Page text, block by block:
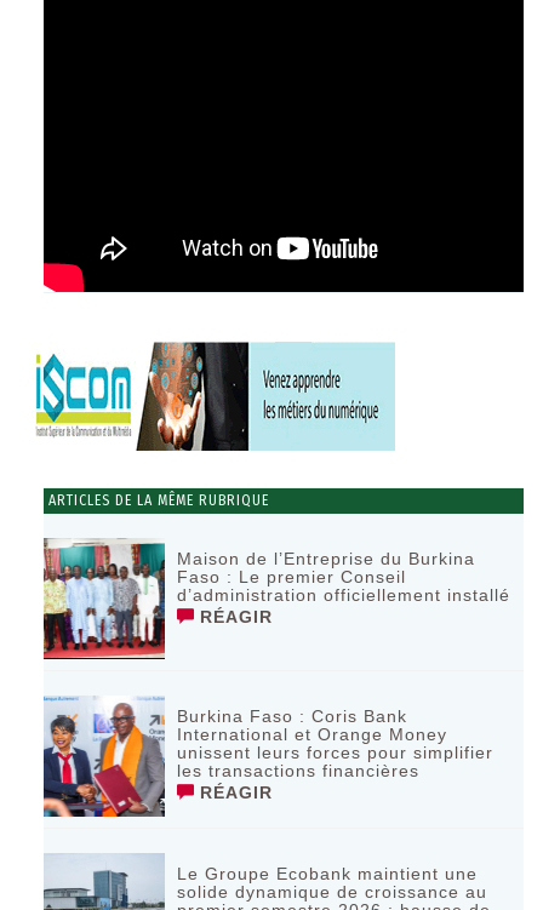
ARTICLES DE LA MÊME RUBRIQUE
Maison de l’Entreprise du Burkina
Faso : Le premier Conseil
d’administration officiellement installé
RÉAGIR
Burkina Faso : Coris Bank
International et Orange Money
unissent leurs forces pour simplifier
les transactions financières
RÉAGIR
Le Groupe Ecobank maintient une
solide dynamique de croissance au